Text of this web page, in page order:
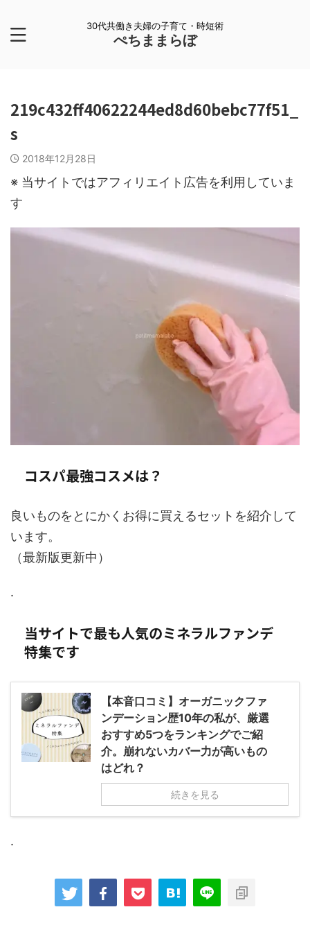
30代共働き夫婦の子育て・時短術
ぺちままらぼ
219c432ff40622244ed8d60bebc77f51_
s
2018年12月28日
※ 当サイトではアフィリエイト広告を利用していま
す
コスパ最強コスメは？
良いものをとにかくお得に買えるセットを紹介して
います。
（最新版更新中）
.
当サイトで最も人気のミネラルファンデ
特集です
【本音口コミ】オーガニックファ
ンデーション歴10年の私が、厳選
おすすめ5つをランキングでご紹
介。崩れないカバー力が高いもの
はどれ？
続きを見る
.